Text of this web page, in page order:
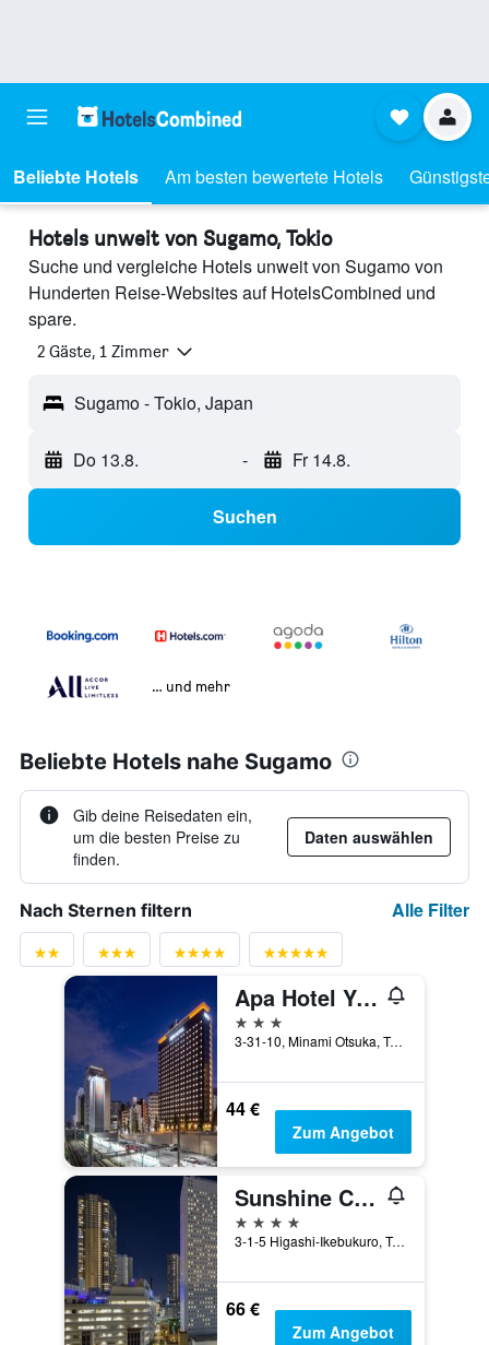
Beliebte Hotels Am besten bewertete Hotels
Hotels unweit von Sugamo, Tokio
Suche und vergleiche Hotels unweit von Sugamo von
Hunderten Reise-Websites auf HotelsCombined und
spare.
2 Gäste, 1 Zimmer
Sugamo - Tokio, Japan
Do 13.8. - Fr 14.8.
Suchen
… und mehr
Beliebte Hotels nahe Sugamo
Gib deine Reisedaten ein,
um die besten Preise zu
finden.
Daten auswählen
Nach Sternen filtern Alle Filter
Apa Hotel Yamanote Otsuka Ekimae Tower
3 Sterne
3-31-10, Minami Otsuka, Tokio, Japan
44 €
Zum Angebot
Sunshine City Prince Hotel
4 Sterne
3-1-5 Higashi-Ikebukuro, Toshima-ku, Tokio, Japan
66 €
Zum Angebot